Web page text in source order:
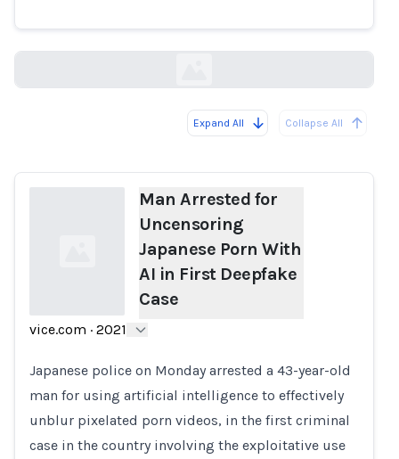
Expand All Collapse All
Man Arrested for
Uncensoring
Japanese Porn With
AI in First Deepfake
Case
vice.com · 2021
Japanese police on Monday arrested a 43-year-old
man for using artificial intelligence to effectively
unblur pixelated porn videos, in the first criminal
case in the country involving the exploitative use